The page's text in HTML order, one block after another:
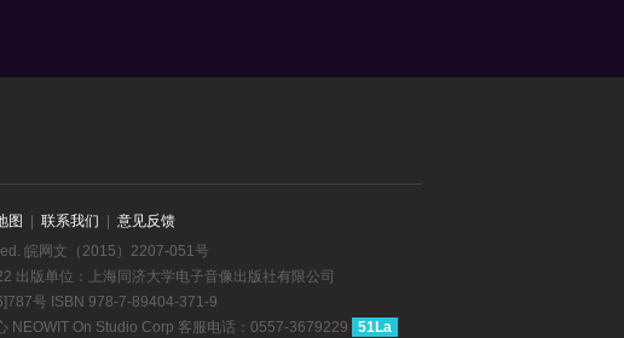
图 联系我们
意见反馈
皖网文（2015）2207-051号
出版单位：上海同济大学电子音像出版社有限公司
号 ISBN 978-7-89404-371-9
NEOWIT On Studio Corp 客服电话：0557-3679229
51La